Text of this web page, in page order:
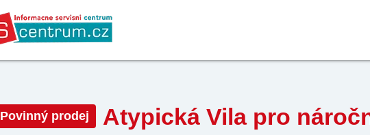
Povinný prodej
Atypická Vila pro